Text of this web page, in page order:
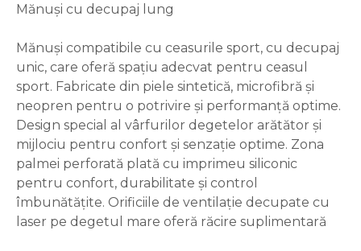
Mănuși cu decupaj lung
Mănuși compatibile cu ceasurile sport, cu decupaj
unic, care oferă spațiu adecvat pentru ceasul
sport. Fabricate din piele sintetică, microfibră și
neopren pentru o potrivire și performanță optime.
Design special al vârfurilor degetelor arătător și
mijlociu pentru confort și senzație optime. Zona
palmei perforată plată cu imprimeu siliconic
pentru confort, durabilitate și control
îmbunătățite. Orificiile de ventilație decupate cu
laser pe degetul mare oferă răcire suplimentară